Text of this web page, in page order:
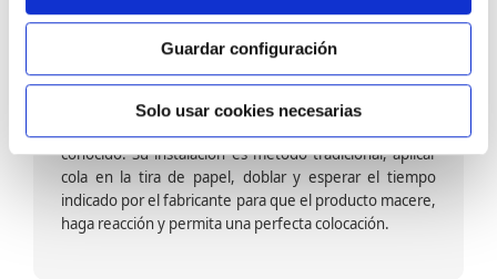
Guardar configuración
Solo usar cookies necesarias
Papel pintado calidad papel:
Formado por una capa de papel sobre un soporte de
conocido. Su instalación es método tradicional, aplicar
cola en la tira de papel, doblar y esperar el tiempo
indicado por el fabricante para que el producto macere,
haga reacción y permita una perfecta colocación.